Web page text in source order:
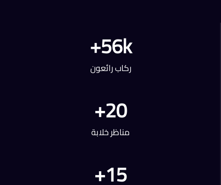
56k
+
ركاب رائعون
20
+
مناظر خلابة
15
+